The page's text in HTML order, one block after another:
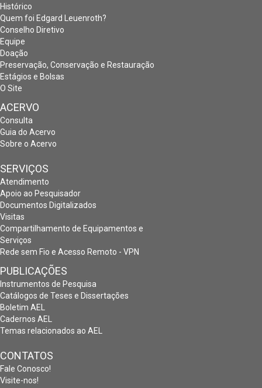
Histórico
Quem foi Edgard Leuenroth?
Conselho Diretivo
Equipe
Doação
Preservação, Conservação e Restauração
Estágios e Bolsas
O Site
ACERVO
Consulta
Guia do Acervo
Sobre o Acervo
SERVIÇOS
Atendimento
Apoio ao Pesquisador
Documentos Digitalizados
Visitas
Compartilhamento de Equipamentos e
Serviços
Rede sem Fio e Acesso Remoto - VPN
PUBLICAÇÕES
Instrumentos de Pesquisa
Catálogos de Teses e Dissertações
Boletim AEL
Cadernos AEL
Temas relacionados ao AEL
CONTATOS
Fale Conosco!
Visite-nos!